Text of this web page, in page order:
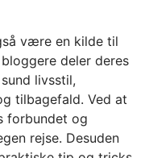
være en kilde til
deler deres
livsstil,
tilbagefald. Ved at
forbundet og
rejse. Desuden